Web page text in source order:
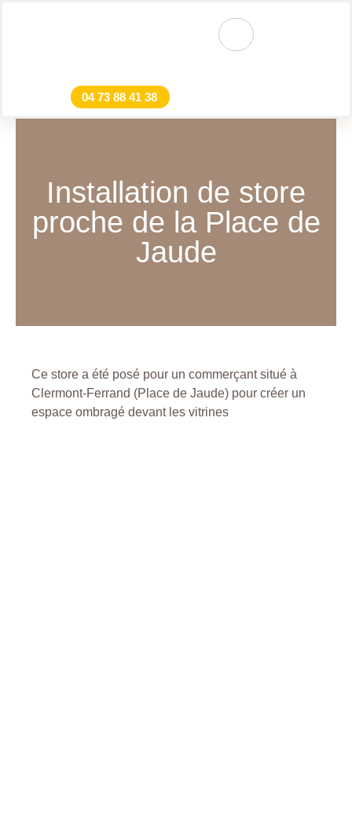
04 73 88 41 38
Installation de store
proche de la Place de
Jaude
Ce store a été posé pour un commerçant situé à
Clermont-Ferrand (Place de Jaude) pour créer un
espace ombragé devant les vitrines